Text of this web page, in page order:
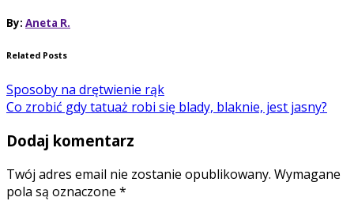
By: Aneta R.
Related Posts
Sposoby na drętwienie rąk
Co zrobić gdy tatuaż robi się blady, blaknie, jest jasny?
Dodaj komentarz
Twój adres email nie zostanie opublikowany. Wymagane
pola są oznaczone *